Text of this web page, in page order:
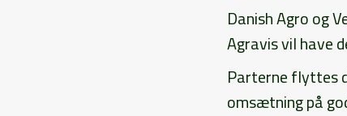
Danish Agro og
Agravis vil have
Parterne flyttes
omsætning på